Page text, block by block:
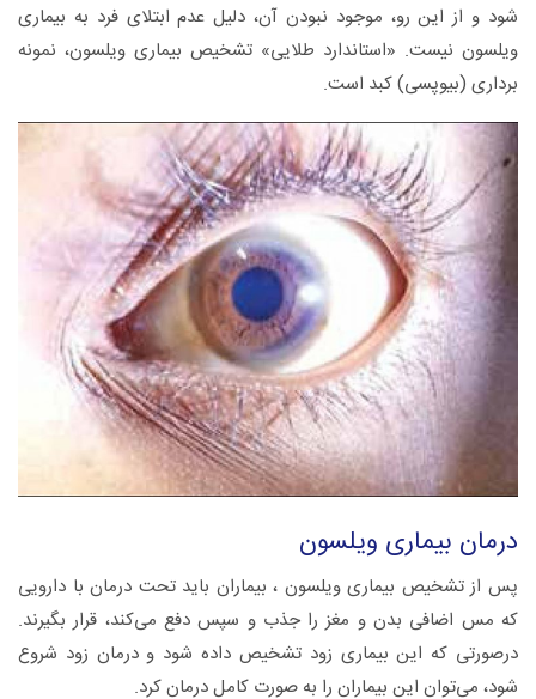
شود و از این رو، موجود نبودن آن، دلیل عدم ابتلای فرد به بیماری
ویلسون نیست. «استاندارد طلایی» تشخیص بیماری ویلسون، نمونه
برداری (بیوپسی) کبد است.
درمان بیماری ویلسون
پس از تشخیص بیماری ویلسون ، بیماران باید تحت درمان با دارویی
که مس اضافی بدن و مغز را جذب و سپس دفع می‌کند، قرار بگیرند.
درصورتی که این بیماری زود تشخیص داده شود و درمان زود شروع
شود، می‌توان این بیماران را به صورت کامل درمان کرد.